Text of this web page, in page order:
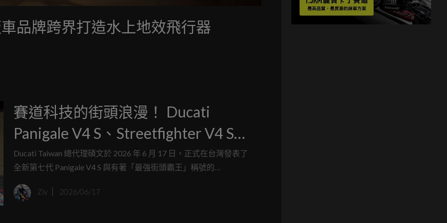
品牌跨界打造水上地效飛行器
賽道科技的街頭浪漫！ Ducati
Panigale V4 S、Streetfighter V4 S
發表，限量 Tricolore、Lamborghini
聯名版同場現身
Ducati Taiwan 總代理碩文於 2026 年 6 月 17 日，正式在台灣發表了
全新第七代 Panigale V4 S 與有著「最強街頭霸王」稱號的
學與車架韌性的完美融合；與此同時，現場更迎來了堪稱夢幻逸品
Ziv 2026/06/17